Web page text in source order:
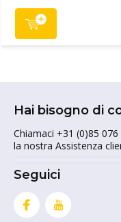
Hai bisogno di
Chiamaci +31 (0)85
la nostra Assistenza
Seguici